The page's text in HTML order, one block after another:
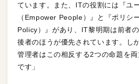
ています。また、ITの役割には『ユ
（Empower People）』と『ポリシ
Policy）』があり、IT黎明期は前者
後者のほうが優先されています。し
管理者はこの相反する2つの命題を
です」